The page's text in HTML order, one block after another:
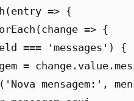
=> {
=> {
=== 'messages') {
=
mensagem:',